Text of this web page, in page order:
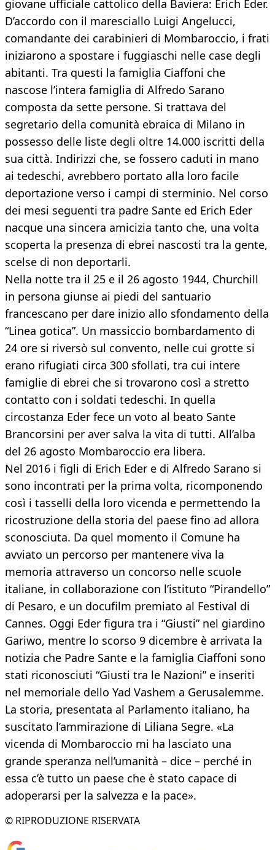
giovane ufficiale cattolico della Baviera: Erich Eder.
D’accordo con il maresciallo Luigi Angelucci,
comandante dei carabinieri di Mombaroccio, i frati
iniziarono a spostare i fuggiaschi nelle case degli
abitanti. Tra questi la famiglia Ciaffoni che
nascose l’intera famiglia di Alfredo Sarano
composta da sette persone. Si trattava del
segretario della comunità ebraica di Milano in
possesso delle liste degli oltre 14.000 iscritti della
sua città. Indirizzi che, se fossero caduti in mano
ai tedeschi, avrebbero portato alla loro facile
deportazione verso i campi di sterminio. Nel corso
dei mesi seguenti tra padre Sante ed Erich Eder
nacque una sincera amicizia tanto che, una volta
scoperta la presenza di ebrei nascosti tra la gente,
scelse di non deportarli.
Nella notte tra il 25 e il 26 agosto 1944, Churchill
in persona giunse ai piedi del santuario
francescano per dare inizio allo sfondamento della
“Linea gotica”. Un massiccio bombardamento di
24 ore si riversò sul convento, nelle cui grotte si
erano rifugiati circa 300 sfollati, tra cui intere
famiglie di ebrei che si trovarono così a stretto
contatto con i soldati tedeschi. In quella
circostanza Eder fece un voto al beato Sante
Brancorsini per aver salva la vita di tutti. All’alba
del 26 agosto Mombaroccio era libera.
Nel 2016 i figli di Erich Eder e di Alfredo Sarano si
sono incontrati per la prima volta, ricomponendo
così i tasselli della loro vicenda e permettendo la
ricostruzione della storia del paese fino ad allora
sconosciuta. Da quel momento il Comune ha
avviato un percorso per mantenere viva la
memoria attraverso un concorso nelle scuole
italiane, in collaborazione con l’istituto “Pirandello”
di Pesaro, e un docufilm premiato al Festival di
Cannes. Oggi Eder figura tra i “Giusti” nel giardino
Gariwo, mentre lo scorso 9 dicembre è arrivata la
notizia che Padre Sante e la famiglia Ciaffoni sono
stati riconosciuti “Giusti tra le Nazioni” e inseriti
nel memoriale dello Yad Vashem a Gerusalemme.
La storia, presentata al Parlamento italiano, ha
suscitato l’ammirazione di Liliana Segre. «La
vicenda di Mombaroccio mi ha lasciato una
grande speranza nell’umanità – dice – perché in
essa c’è tutto un paese che è stato capace di
adoperarsi per la salvezza e la pace».
© RIPRODUZIONE RISERVATA